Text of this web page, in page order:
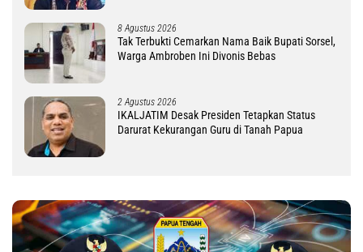
8 Agustus 2026
Tak Terbukti Cemarkan Nama Baik Bupati Sorsel,
Warga Ambroben Ini Divonis Bebas
2 Agustus 2026
IKALJATIM Desak Presiden Tetapkan Status
Darurat Kekurangan Guru di Tanah Papua